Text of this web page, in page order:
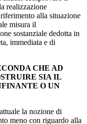
realizzazione
alla situazione
misura il
sostanziale dedotta in
immediata e di
CHE AD
SIA IL
O UN
la nozione di
meno con riguardo alla